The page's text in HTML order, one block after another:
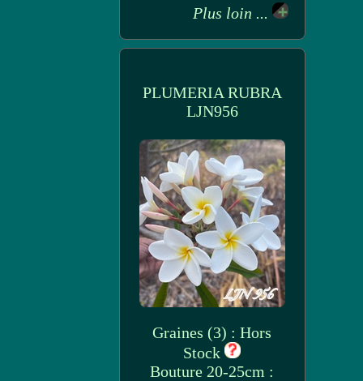
Plus loin ...
PLUMERIA RUBRA
LJN956
Graines (3) : Hors
Stock
Bouture 20-25cm :